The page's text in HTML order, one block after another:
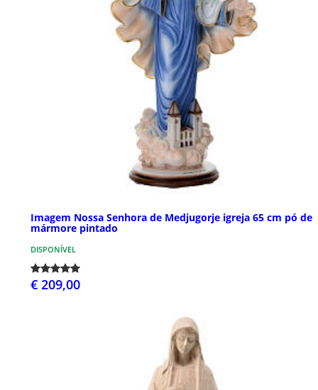
Imagem Nossa Senhora de Medjugorje igreja 65 cm pó de
mármore pintado
DISPONÍVEL
€ 209,00